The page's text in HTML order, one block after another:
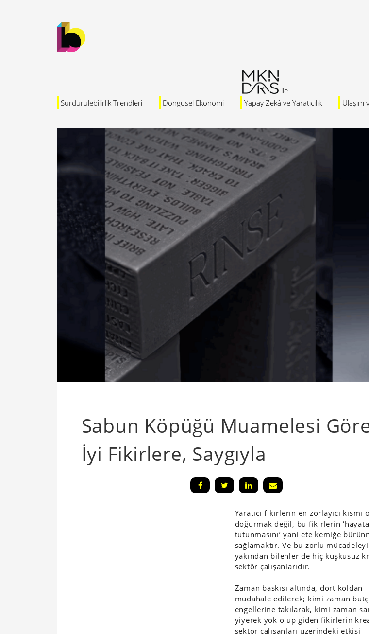
Sürdürülebilirlik Trendleri Döngüsel Ekonomi Yapay Zekâ ve Yaratıcılık Ulaşım
Sabun Köpüğü Muamelesi
İyi Fikirlere, Saygıyla
Yaratıcı fikirlerin en zorlayıcı kısmı
doğurmak değil, bu fikirlerin ‘hayata
tutunmasını’ yani ete kemiğe
sağlamaktır. Ve bu zorlu
yakından bilenler de hiç kuşkusuz
sektör çalışanlarıdır.
Zaman baskısı altında, dört koldan
müdahale edilerek; kimi zaman
engellerine takılarak, kimi zaman
yiyerek yok olup giden fikirlerin
sektör çalışanları üzerindeki etkisi